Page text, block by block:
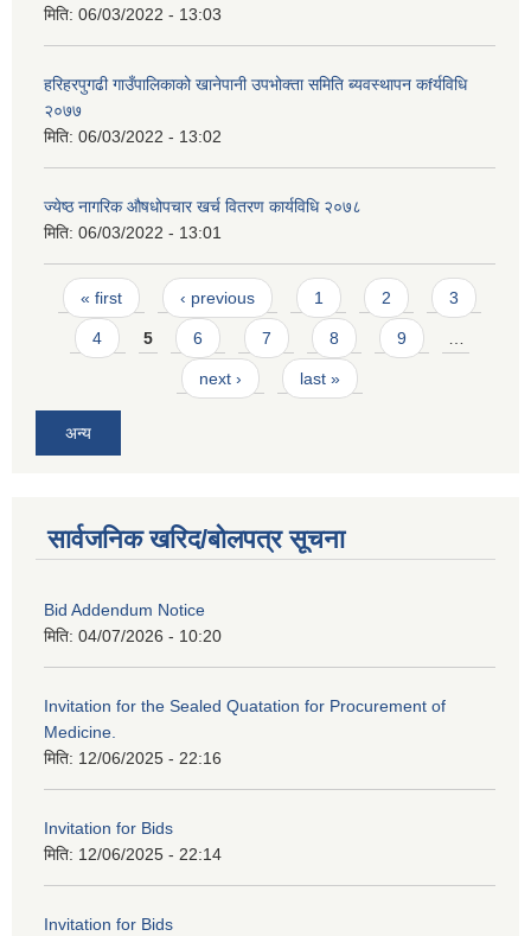
मिति: 06/03/2022 - 13:03
हरिहरपुगढी गाउँपालिकाको खानेपानी उपभोक्ता समिति ब्यवस्थापन कfर्यविधि
२०७७
मिति: 06/03/2022 - 13:02
ज्येष्ठ नागरिक ‌औषधोपचार खर्च वितरण कार्यविधि २०७८
मिति: 06/03/2022 - 13:01
Pages
« first ‹ previous 1 2 3
4 5 6 7 8 9
next › last »
अन्य
सार्वजनिक खरिद/बोलपत्र सूचना
Bid Addendum Notice
मिति: 04/07/2026 - 10:20
Invitation for the Sealed Quatation for Procurement of
Medicine.
मिति: 12/06/2025 - 22:16
Invitation for Bids
मिति: 12/06/2025 - 22:14
Invitation for Bids